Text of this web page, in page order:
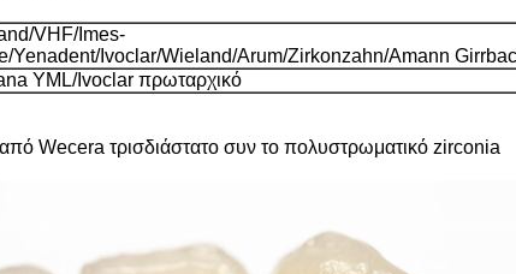
VHF/Imes-
Yenadent/Ivoclar/Wieland/Arum/Zirkonzahn/Amann
YML/Ivoclar πρωταρχικό
από Wecera τρισδιάστατο συν το πολυστρωματικό zirconia